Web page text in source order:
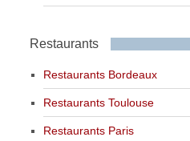
Restaurants
Restaurants Bordeaux
Restaurants Toulouse
Restaurants Paris